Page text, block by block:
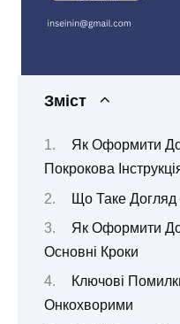
Зміст
Як Оформити
Покрокова
Що Таке
Як Оформити
Основні Кроки
Ключові
Онкохворими